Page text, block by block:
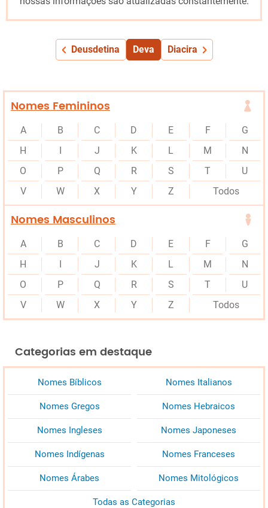
Deusdetina Deva Diacira
Nomes Femininos
A B C D E F
G
H
I J K L M
N
O
P Q R S T
U
V
W X Y Z Todos
Nomes Masculinos
A B C D E F
G
H
I J K L M
N
O
P Q R S T
U
V
W X Y Z Todos
Categorias em destaque
Nomes Bíblicos Nomes Italianos
Nomes Gregos Nomes Hebraicos
Nomes Ingleses Nomes Japoneses
Nomes Indígenas Nomes Franceses
Nomes Árabes Nomes Mitológicos
Todas as Categorias